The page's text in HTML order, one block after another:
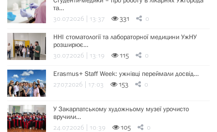
та…
30.07.2026 | 13:37 331 0
ННІ стоматології та лабораторної медицини УжНУ
розширює…
30.07.2026 | 13:19 115 0
Erasmus+ Staff Week: ужнівці переймали досвід…
27.07.2026 | 17:03 153 0
У Закарпатському художньому музеї урочисто
вручили…
24.07.2026 | 10:39 105 0